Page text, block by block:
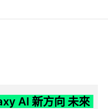
AI 新方向 未來